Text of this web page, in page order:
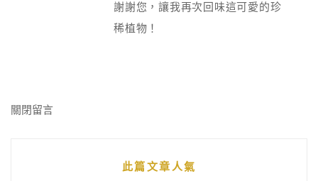
謝謝您，讓我再次回味這可愛的珍
稀植物！
關閉留言
此篇文章人氣